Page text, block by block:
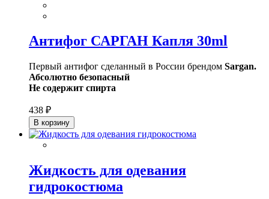
Антифог САРГАН Капля 30ml
Первый антифог сделанный в России брендом Sargan.
Абсолютно безопасный
Не содержит спирта
438 ₽
В корзину
Жидкость для одевания
гидрокостюма